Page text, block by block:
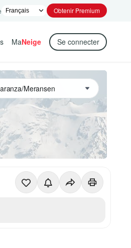
Obtenir Premium
MaNeige Se connecter